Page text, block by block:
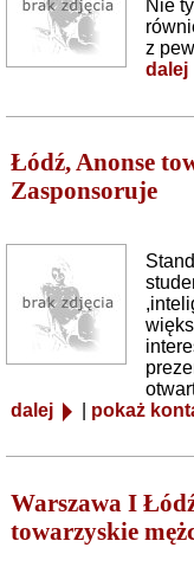
Nie
z
dalej
Łódź, Anonse
Zasponsoruje
dalej
pokaż
Warszawa I
towarzyskie